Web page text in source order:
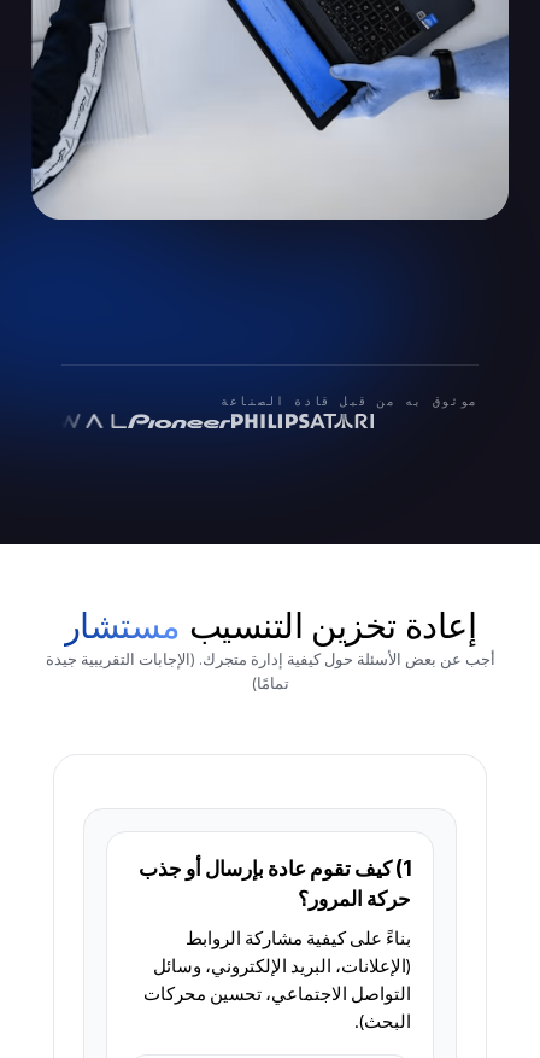
موثوق به من قبل قادة الصناعة
إعادة تخزين التنسيب مستشار
أجب عن بعض الأسئلة حول كيفية إدارة متجرك. (الإجابات التقريبية جيدة
تمامًا)
1) كيف تقوم عادة بإرسال أو جذب
حركة المرور؟
بناءً على كيفية مشاركة الروابط
(الإعلانات، البريد الإلكتروني، وسائل
التواصل الاجتماعي، تحسين محركات
البحث).